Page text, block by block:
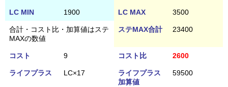
LC MIN 1900 LC MAX 3500
合計・コスト比・加算値はステ
MAXの数値
ステMAX合計 23400
コスト 9 コスト比 2600
ライフプラス LC×17
ライフプラス
加算値
59500